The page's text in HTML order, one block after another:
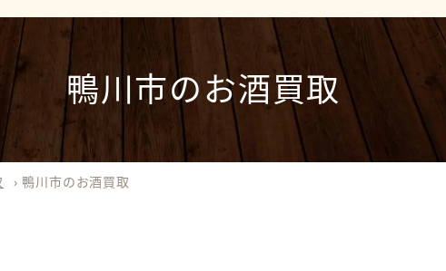
鴨川市のお酒買取
› 鴨川市のお酒買取